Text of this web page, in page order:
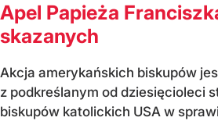
Apel Papieża
skazanych
Akcja amerykańskich biskupów
z podkreślanym od dziesięcioleci
biskupów katolickich USA w